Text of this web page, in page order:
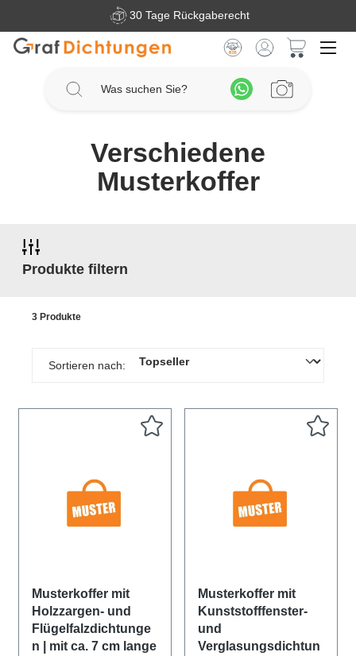
Zum Hauptinhalt springen30 Tage Rückgaberecht
Verschiedene
Musterkoffer
Produkte filtern
3 Produkte
Sortieren nach:
Musterkoffer mit
Holzzargen- und
Flügelfalzdichtunge
n | mit ca. 7 cm lange
Musterkoffer mit
Kunststofffenster-
und
Verglasungsdichtun